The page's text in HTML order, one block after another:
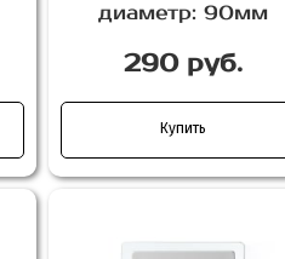
диаметр: 90мм
290 руб.
Купить